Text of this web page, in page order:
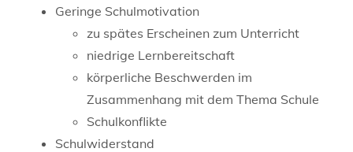
Geringe Schulmotivation
zu spätes Erscheinen zum Unterricht
niedrige Lernbereitschaft
körperliche Beschwerden im
Zusammenhang mit dem Thema Schule
Schulkonflikte
Schulwiderstand